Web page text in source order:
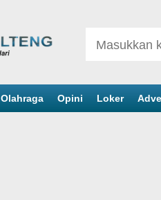
Olahraga Opini Loker